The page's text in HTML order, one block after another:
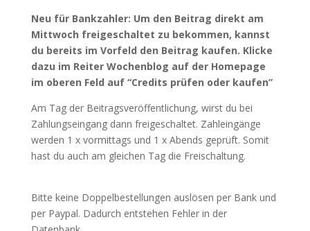
Neu für Bankzahler: Um den Beitrag direkt am
Mittwoch freigeschaltet zu bekommen, kannst
du bereits im Vorfeld den Beitrag kaufen. Klicke
dazu im Reiter Wochenblog auf der Homepage
im oberen Feld auf “Credits prüfen oder kaufen”
Am Tag der Beitragsveröffentlichung, wirst du bei
Zahlungseingang dann freigeschaltet. Zahleingänge
werden 1 x vormittags und 1 x Abends geprüft. Somit
hast du auch am gleichen Tag die Freischaltung.
Bitte keine Doppelbestellungen auslösen per Bank und
per Paypal. Dadurch entstehen Fehler in der